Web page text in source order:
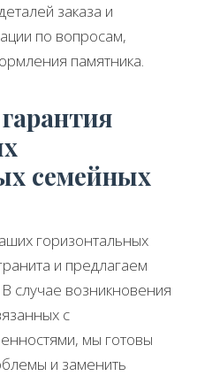
заказа и
по вопросам,
памятника.
семейных
горизонтальных
и предлагаем
случае возникновения
с
мы готовы
и заменить